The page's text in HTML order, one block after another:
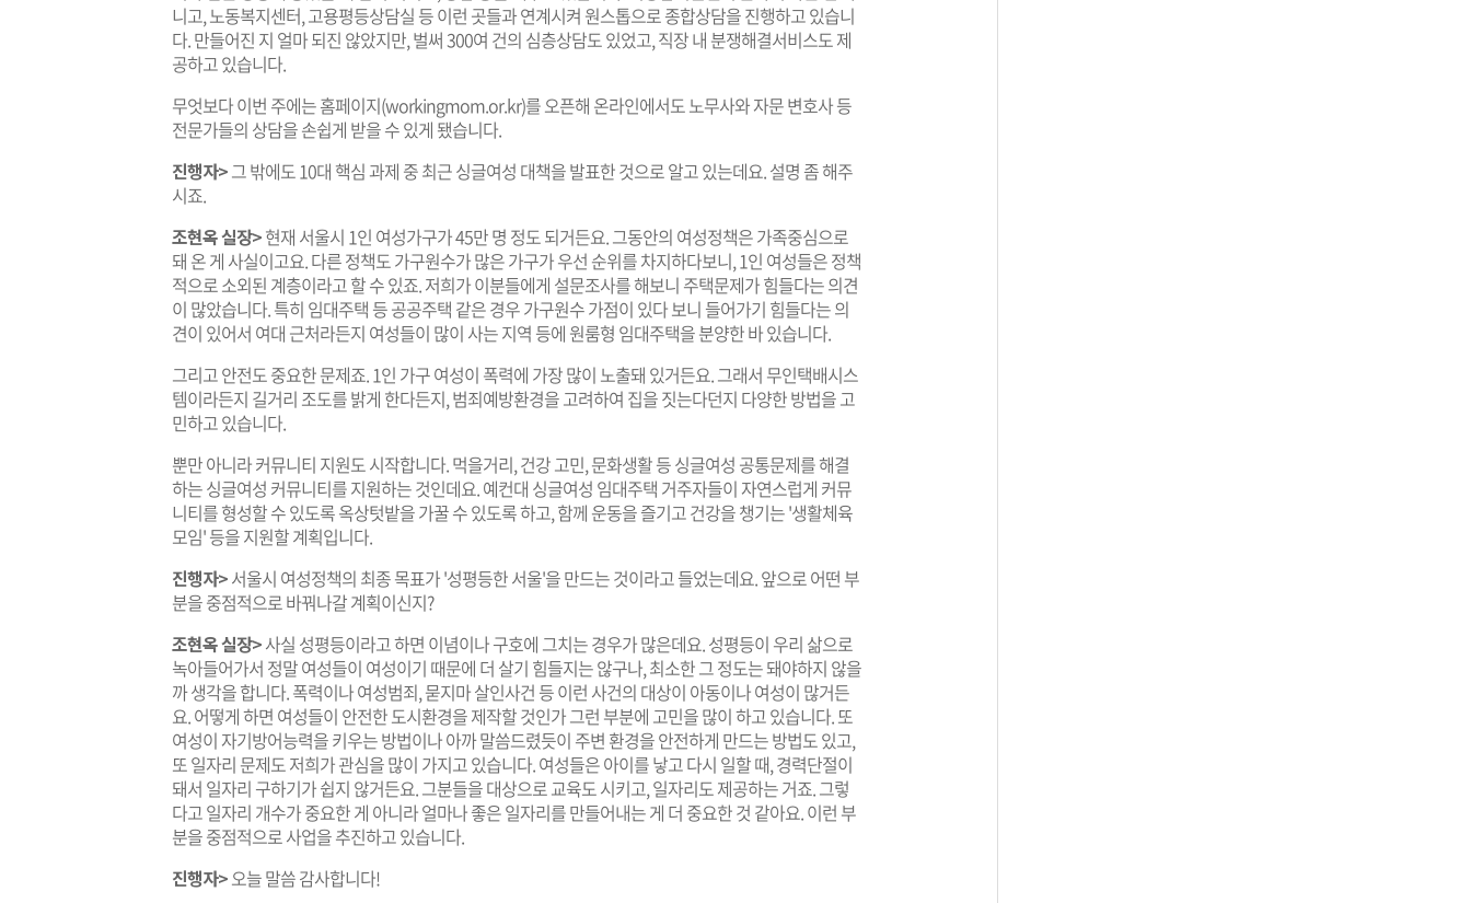
니고, 노동복지센터, 고용평등상담실 등 이런 곳들과 연계시켜 원스톱으로 종합상담을 진행하고 있습니
다. 만들어진 지 얼마 되진 않았지만, 벌써 300여 건의 심층상담도 있었고, 직장 내 분쟁해결서비스도 제
공하고 있습니다.
무엇보다 이번 주에는 홈페이지(workingmom.or.kr)를 오픈해 온라인에서도 노무사와 자문 변호사 등
전문가들의 상담을 손쉽게 받을 수 있게 됐습니다.
진행자>그 밖에도 10대 핵심 과제 중 최근 싱글여성 대책을 발표한 것으로 알고 있는데요. 설명 좀 해주
시죠.
조현옥 실장>현재 서울시 1인 여성가구가 45만 명 정도 되거든요. 그동안의 여성정책은 가족중심으로
돼 온 게 사실이고요. 다른 정책도 가구원수가 많은 가구가 우선 순위를 차지하다보니, 1인 여성들은 정책
적으로 소외된 계층이라고 할 수 있죠. 저희가 이분들에게 설문조사를 해보니 주택문제가 힘들다는 의견
이 많았습니다. 특히 임대주택 등 공공주택 같은 경우 가구원수 가점이 있다 보니 들어가기 힘들다는 의
견이 있어서 여대 근처라든지 여성들이 많이 사는 지역 등에 원룸형 임대주택을 분양한 바 있습니다.
그리고 안전도 중요한 문제죠. 1인 가구 여성이 폭력에 가장 많이 노출돼 있거든요. 그래서 무인택배시스
템이라든지 길거리 조도를 밝게 한다든지, 범죄예방환경을 고려하여 집을 짓는다던지 다양한 방법을 고
민하고 있습니다.
뿐만 아니라 커뮤니티 지원도 시작합니다. 먹을거리, 건강 고민, 문화생활 등 싱글여성 공통문제를 해결
하는 싱글여성 커뮤니티를 지원하는 것인데요. 예컨대 싱글여성 임대주택 거주자들이 자연스럽게 커뮤
니티를 형성할 수 있도록 옥상텃밭을 가꿀 수 있도록 하고, 함께 운동을 즐기고 건강을 챙기는 '생활체육
모임' 등을 지원할 계획입니다.
진행자>서울시 여성정책의 최종 목표가 '성평등한 서울'을 만드는 것이라고 들었는데요. 앞으로 어떤 부
분을 중점적으로 바꿔나갈 계획이신지?
조현옥 실장>사실 성평등이라고 하면 이념이나 구호에 그치는 경우가 많은데요. 성평등이 우리 삶으로
녹아들어가서 정말 여성들이 여성이기 때문에 더 살기 힘들지는 않구나, 최소한 그 정도는 돼야하지 않을
까 생각을 합니다. 폭력이나 여성범죄, 묻지마 살인사건 등 이런 사건의 대상이 아동이나 여성이 많거든
요. 어떻게 하면 여성들이 안전한 도시환경을 제작할 것인가 그런 부분에 고민을 많이 하고 있습니다. 또
여성이 자기방어능력을 키우는 방법이나 아까 말씀드렸듯이 주변 환경을 안전하게 만드는 방법도 있고,
또 일자리 문제도 저희가 관심을 많이 가지고 있습니다. 여성들은 아이를 낳고 다시 일할 때, 경력단절이
돼서 일자리 구하기가 쉽지 않거든요. 그분들을 대상으로 교육도 시키고, 일자리도 제공하는 거죠. 그렇
다고 일자리 개수가 중요한 게 아니라 얼마나 좋은 일자리를 만들어내는 게 더 중요한 것 같아요. 이런 부
분을 중점적으로 사업을 추진하고 있습니다.
진행자>오늘 말씀 감사합니다!